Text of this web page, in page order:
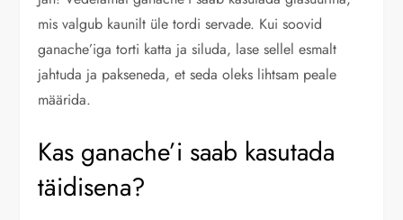
mis valgub kaunilt üle tordi servade. Kui soovid
ganache’iga torti katta ja siluda, lase sellel esmalt
jahtuda ja pakseneda, et seda oleks lihtsam peale
määrida.
Kas ganache’i saab kasutada
täidisena?